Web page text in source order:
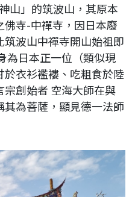
山」的筑波山，其原本
佛寺-中禪寺，因日本廢
波山中禪寺開山始祖即
為日本正一位（類似現
衣衫襤褸、吃粗食於陸
創始者 空海大師在與
為菩薩，顯見德一法師